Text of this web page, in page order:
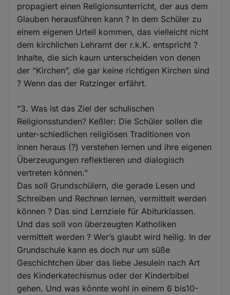
propagiert einen Religionsunterricht, der aus dem
Glauben herausführen kann ? In dem Schüler zu
einem eigenen Urteil kommen, das vielleicht nicht
dem kirchlichen Lehramt der r.k.K. entspricht ?
Inhalte, die sich kaum unterscheiden von denen
der “Kirchen”, die gar keine richtigen Kirchen sind
? Wenn das der Ratzinger erfährt.
“3. Was ist das Ziel der schulischen
Religionsstunden? Keßler: Die Schüler sollen die
unter-schiedlichen religiösen Traditionen von
innen heraus (?) verstehen lernen und ihre eigenen
Überzeugungen reflektieren und dialogisch
vertreten können.”
Das soll Grundschülern, die gerade Lesen und
Schreiben und Rechnen lernen, vermittelt werden
können ? Das sind Lernziele für Abiturklassen.
Und das soll von überzeugten Katholiken
vermittelt werden ? Wer’s glaubt wird heilig. In der
Grundschule kann es doch nur um süße
Geschichtchen über das liebe Jesulein nach Art
des Kinderkatechismus oder der Kinderbibel
gehen. Und was könnte wohl in einem 6 bis10-